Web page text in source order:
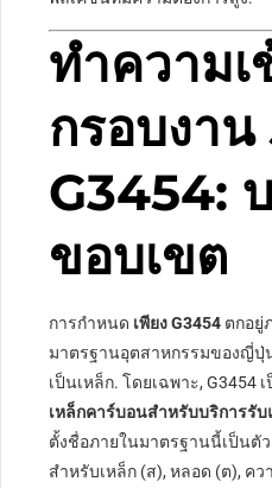
ทำความเ
กรอบงาน
G3454:
ขอบเขต
การกำหนด เพียง G3454 ตกอยู่
มาตรฐานอุตสาหกรรมของญี่ปุ่
เป็นเหล็ก. โดยเฉพาะ,
เหล็กคาร์บอนสำหรับบริการรั
ตั้งชื่อภายในมาตรฐานนี้เป็น
สำหรับเหล็ก (ส), หลอด (ต), ค